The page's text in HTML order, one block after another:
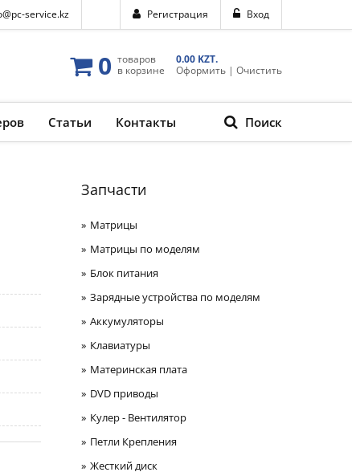
service.kz Вход
Регистрация
0 товаров
в корзине
0.00 KZT.
Оформить | Очистить
Поиск
Статьи Контакты
Запчасти
Матрицы
Матрицы по моделям
Блок питания
Зарядные устройства по моделям
Аккумуляторы
Клавиатуры
Материнская плата
DVD приводы
Кулер - Вентилятор
Петли Крепления
Жесткий диск